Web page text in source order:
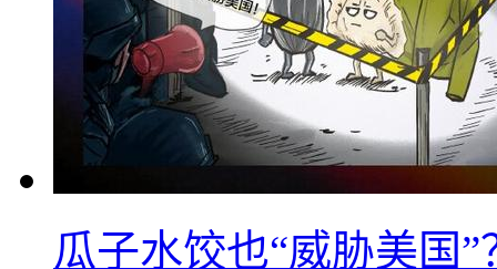
瓜子水饺也“威胁美国”